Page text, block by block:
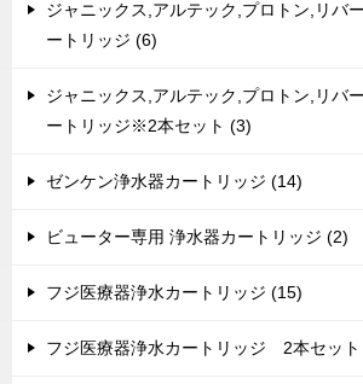
ジャニックス,アルテック,プロトン,リバ
ートリッジ (6)
ジャニックス,アルテック,プロトン,リバ
ートリッジ※2本セット (3)
ゼンケン浄水器カートリッジ (14)
ビューター専用 浄水器カートリッジ (2)
フジ医療器浄水カートリッジ (15)
フジ医療器浄水カートリッジ 2本セッ